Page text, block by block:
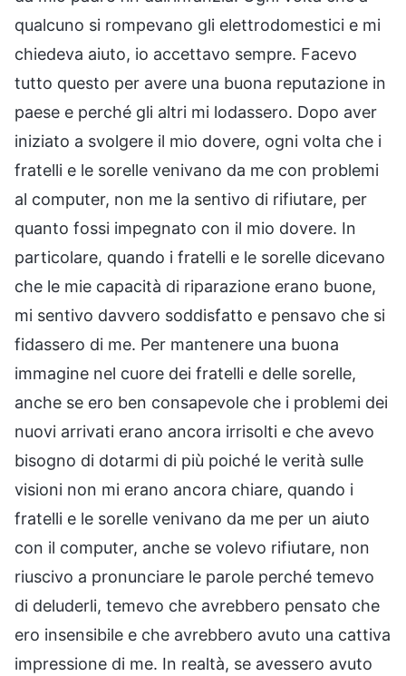
qualcuno si rompevano gli elettrodomestici e mi
chiedeva aiuto, io accettavo sempre. Facevo
tutto questo per avere una buona reputazione in
paese e perché gli altri mi lodassero. Dopo aver
iniziato a svolgere il mio dovere, ogni volta che i
fratelli e le sorelle venivano da me con problemi
al computer, non me la sentivo di rifiutare, per
quanto fossi impegnato con il mio dovere. In
particolare, quando i fratelli e le sorelle dicevano
che le mie capacità di riparazione erano buone,
mi sentivo davvero soddisfatto e pensavo che si
fidassero di me. Per mantenere una buona
immagine nel cuore dei fratelli e delle sorelle,
anche se ero ben consapevole che i problemi dei
nuovi arrivati erano ancora irrisolti e che avevo
bisogno di dotarmi di più poiché le verità sulle
visioni non mi erano ancora chiare, quando i
fratelli e le sorelle venivano da me per un aiuto
con il computer, anche se volevo rifiutare, non
riuscivo a pronunciare le parole perché temevo
di deluderli, temevo che avrebbero pensato che
ero insensibile e che avrebbero avuto una cattiva
impressione di me. In realtà, se avessero avuto